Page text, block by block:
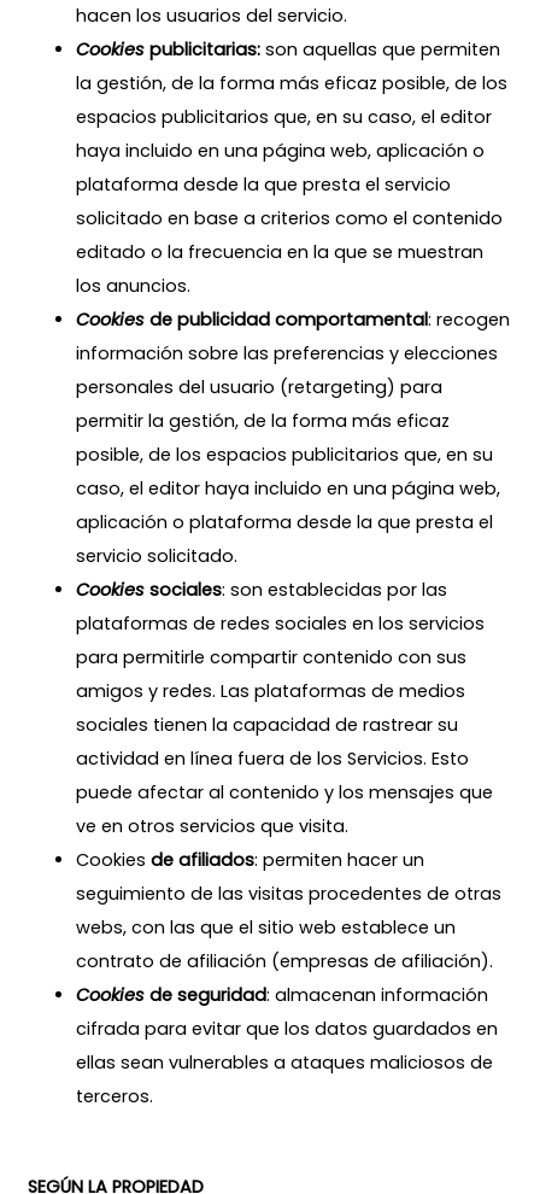
hacen los usuarios del servicio.
Cookies publicitarias: son aquellas que permiten
la gestión, de la forma más eficaz posible, de los
espacios publicitarios que, en su caso, el editor
haya incluido en una página web, aplicación o
plataforma desde la que presta el servicio
solicitado en base a criterios como el contenido
editado o la frecuencia en la que se muestran
los anuncios.
Cookies de publicidad comportamental: recogen
información sobre las preferencias y elecciones
personales del usuario (retargeting) para
permitir la gestión, de la forma más eficaz
posible, de los espacios publicitarios que, en su
caso, el editor haya incluido en una página web,
aplicación o plataforma desde la que presta el
servicio solicitado.
Cookies sociales: son establecidas por las
plataformas de redes sociales en los servicios
para permitirle compartir contenido con sus
amigos y redes. Las plataformas de medios
sociales tienen la capacidad de rastrear su
actividad en línea fuera de los Servicios. Esto
puede afectar al contenido y los mensajes que
ve en otros servicios que visita.
Cookies de afiliados: permiten hacer un
seguimiento de las visitas procedentes de otras
webs, con las que el sitio web establece un
contrato de afiliación (empresas de afiliación).
Cookies de seguridad: almacenan información
cifrada para evitar que los datos guardados en
ellas sean vulnerables a ataques maliciosos de
terceros.
SEGÚN LA PROPIEDAD